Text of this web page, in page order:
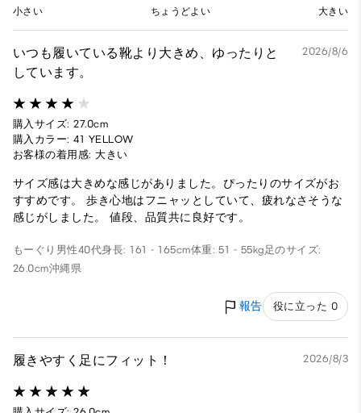
小さい ちょうどよい 大きい
いつも履いている靴より大きめ、ゆったりと
しています。
2026/8/6
購入サイズ: 27.0cm
購入カラー: 41 YELLOW
お客様の着用感: 大きい
サイズ感は大きめな感じがありました。ぴったりのサイズがお
すすめです。 歩き心地はフニャッとしていて、疲れなさそうな
感じがしました。 値段、品質共に良好です。
もーぐり 男性40代身長: 161 - 165cm体重: 51 - 55kg 足のサイズ:
26.0cm沖縄県
報告 役に立った 0
履きやすく足にフィット！ 2026/8/3